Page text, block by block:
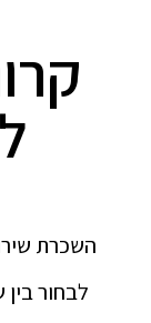
השכרת
לבחור